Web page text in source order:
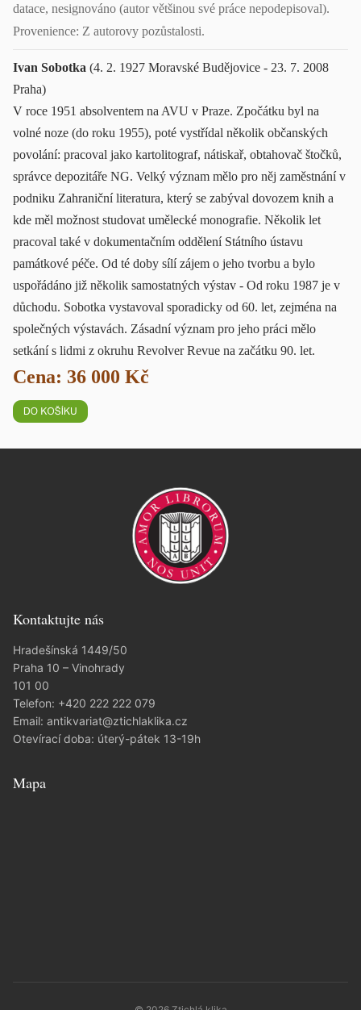
datace, nesignováno (autor většinou své práce nepodepisoval).
Provenience: Z autorovy pozůstalosti.
Ivan Sobotka (4. 2. 1927 Moravské Budějovice - 23. 7. 2008
Praha)
V roce 1951 absolventem na AVU v Praze. Zpočátku byl na
volné noze (do roku 1955), poté vystřídal několik občanských
povolání: pracoval jako kartolitograf, nátiskař, obtahovač štočků,
správce depozitáře NG. Velký význam mělo pro něj zaměstnání v
podniku Zahraniční literatura, který se zabýval dovozem knih a
kde měl možnost studovat umělecké monografie. Několik let
pracoval také v dokumentačním oddělení Státního ústavu
památkové péče. Od té doby sílí zájem o jeho tvorbu a bylo
uspořádáno již několik samostatných výstav - Od roku 1987 je v
důchodu. Sobotka vystavoval sporadicky od 60. let, zejména na
společných výstavách. Zásadní význam pro jeho práci mělo
setkání s lidmi z okruhu Revolver Revue na začátku 90. let.
Cena: 36 000 Kč
Kontaktujte nás
Hradešínská 1449/50
Praha 10 – Vinohrady
101 00
Telefon: +420 222 222 079
Email: antikvariat@ztichlaklika.cz
Otevírací doba: úterý-pátek 13-19h
Mapa